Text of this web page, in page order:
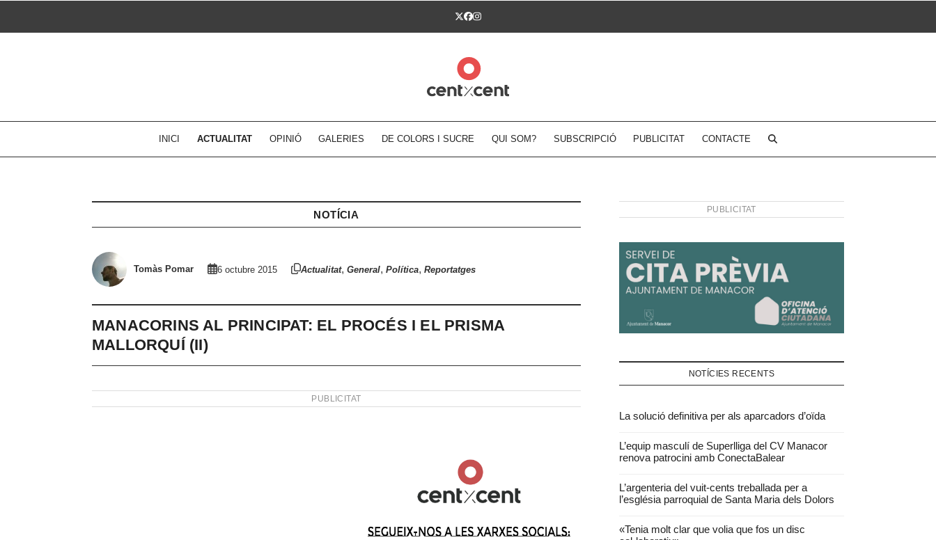
Twitter
Facebook
Instagram
INICI ACTUALITAT OPINIÓ GALERIES DE COLORS I SUCRE QUI SOM? SUBSCRIPCIÓ PUBLICITAT CONTACTE
NOTÍCIA
Tomàs Pomar 6 octubre 2015 Actualitat, General, Política, Reportatges
MANACORINS AL PRINCIPAT: EL PROCÉS I EL PRISMA
MALLORQUÍ (II)
PUBLICITAT
PUBLICITAT
NOTÍCIES RECENTS
La solució definitiva per als aparcadors d’oïda
L’equip masculí de Superlliga del CV Manacor
renova patrocini amb ConectaBalear
L’argenteria del vuit-cents treballada per a
l’església parroquial de Santa Maria dels Dolors
«Tenia molt clar que volia que fos un disc